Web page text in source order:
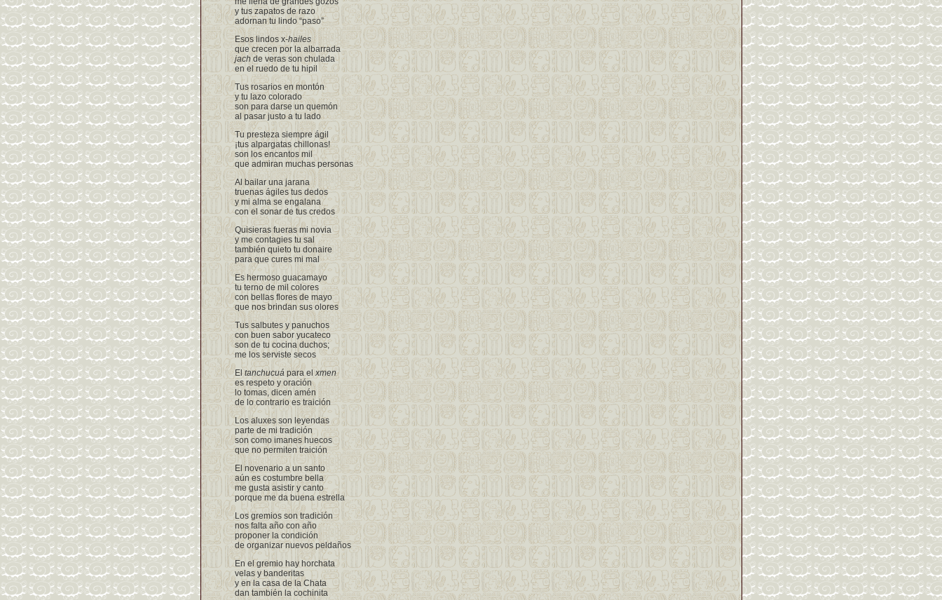
y tus zapatos de razo
adornan tu lindo “paso”
Esos lindos x-hailes
que crecen por la albarrada
jachde veras son chulada
en el ruedo de tu hipil
Tus rosarios en montón
y tu lazo colorado
son para darse un quemón
al pasar justo a tu lado
Tu presteza siempre ágil
¡tus alpargatas chillonas!
son los encantos mil
que admiran muchas personas
Al bailar una jarana
truenas ágiles tus dedos
y mi alma se engalana
con el sonar de tus credos
Quisieras fueras mi novia
y me contagies tu sal
también quieto tu donaire
para que cures mi mal
Es hermoso guacamayo
tu terno de mil colores
con bellas flores de mayo
que nos brindan sus olores
Tus salbutes y panuchos
con buen sabor yucateco
son de tu cocina duchos;
me los serviste secos
El tanchucuápara elxmen
es respeto y oración
lo tomas, dicen amén
de lo contrario es traición
Los aluxes son leyendas
parte de mi tradición
son como imanes huecos
que no permiten traición
El novenario a un santo
aún es costumbre bella
me gusta asistir y canto
porque me da buena estrella
Los gremios son tradición
nos falta año con año
proponer la condición
de organizar nuevos peldaños
En el gremio hay horchata
velas y banderitas
y en la casa de la Chata
dan también la cochinita